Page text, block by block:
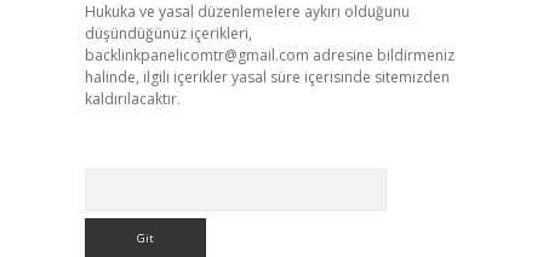
Hukuka ve yasal düzenlemelere aykırı olduğunu
düşündüğünüz içerikleri,
backlinkpanelicomtr@gmail.com adresine bildirmeniz
halinde, ilgili içerikler yasal süre içerisinde sitemizden
kaldırılacaktır.